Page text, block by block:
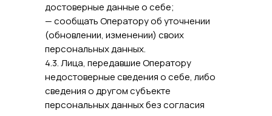
достоверные данные о себе;
— сообщать Оператору об уточнении
(обновлении, изменении) своих
персональных данных.
4.3. Лица, передавшие Оператору
недостоверные сведения о себе, либо
сведения о другом субъекте
персональных данных без согласия